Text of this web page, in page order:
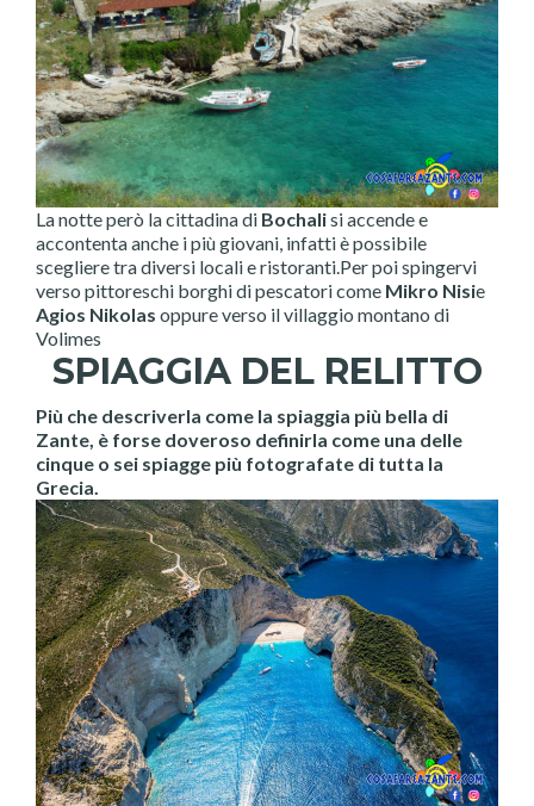
La notte però la cittadina di Bochalisi accende e
accontenta anche i più giovani, infatti è possibile
scegliere tra diversi locali e ristoranti.Per poi spingervi
verso pittoreschi borghi di pescatori come Mikro Nisie
Agios Nikolas oppure verso il villaggio montano di
Volimes
SPIAGGIA DEL RELITTO
Più che descriverla come la spiaggia più bella di
Zante, è forse doveroso definirla come una delle
cinque o sei spiagge più fotografate di tutta la
Grecia.